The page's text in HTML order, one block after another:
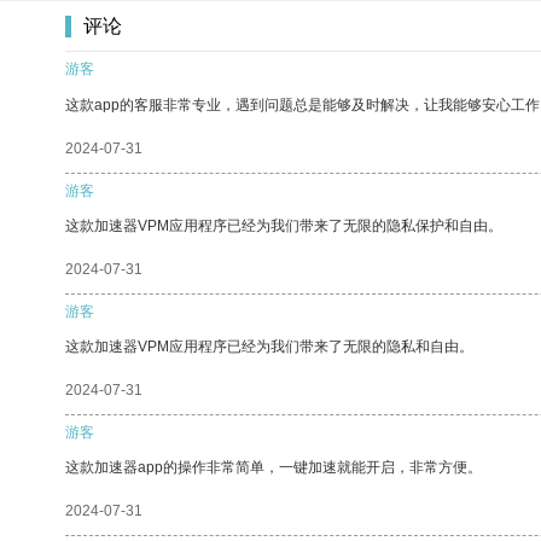
评论
游客
这款app的客服非常专业，遇到问题总是能够及时解决，让我能够安心工
2024-07-31
游客
这款加速器VPM应用程序已经为我们带来了无限的隐私保护和自由。
2024-07-31
游客
这款加速器VPM应用程序已经为我们带来了无限的隐私和自由。
2024-07-31
游客
这款加速器app的操作非常简单，一键加速就能开启，非常方便。
2024-07-31